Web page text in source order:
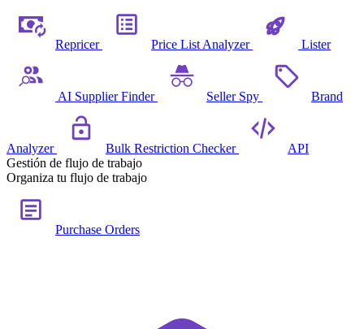
Repricer Price List Analyzer Lister
AI Supplier Finder Seller Spy Brand
Analyzer Bulk Restriction Checker
API
Gestión de flujo de trabajo
Organiza tu flujo de trabajo
Purchase Orders